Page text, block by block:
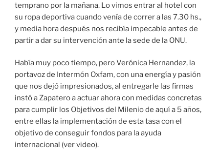
temprano por la mañana. Lo vimos entrar al hotel con
su ropa deportiva cuando venía de correr a las 7.30 hs.,
y media hora después nos recibía impecable antes de
partir a dar su intervención ante la sede de la ONU.
Había muy poco tiempo, pero Verónica Hernandez, la
portavoz de Intermón Oxfam, con una energía y pasión
que nos dejó impresionados, al entregarle las firmas
instó a Zapatero a actuar ahora con medidas concretas
para cumplir los Objetivos del Milenio de aquí a 5 años,
entre ellas la implementación de esta tasa con el
objetivo de conseguir fondos para la ayuda
internacional (ver video).